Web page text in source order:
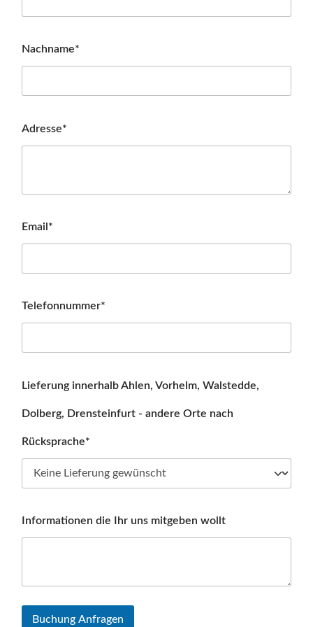
Nachname*
Adresse*
Email*
Telefonnummer*
Lieferung innerhalb Ahlen, Vorhelm, Walstedde,
Dolberg, Drensteinfurt - andere Orte nach
Rücksprache*
Informationen die Ihr uns mitgeben wollt